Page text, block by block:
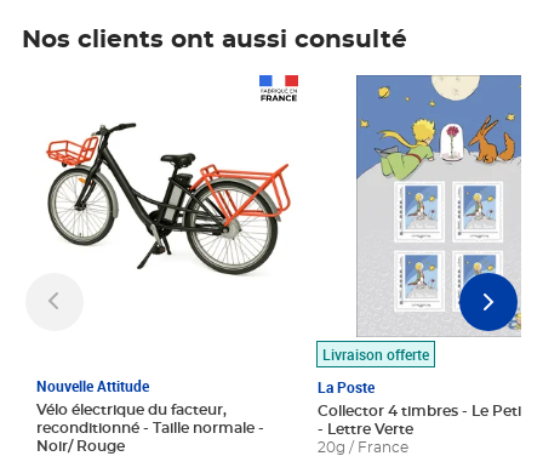
Nos clients ont aussi consulté
Nouvelle Attitude
Vélo électrique du facteur,
reconditionné - Taille normale -
Noir/ Rouge
Livraison offerte
La Poste
Collector 4 timbres - Le Petit
- Lettre Verte
20g / France
Prix 7,50€